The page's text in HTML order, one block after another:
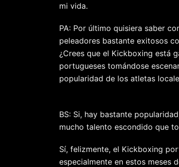
mi vida.
PA: Por último quisiera saber
peleadores bastante exitosos
¿Crees que el Kickboxing está
portugueses tomándose
popularidad de los atletas
BS: Si, hay bastante
mucho talento escondido que
Sí, felizmente, el Kickboxing
especialmente en estos meses